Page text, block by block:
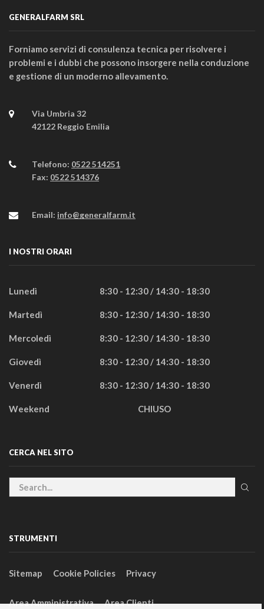
GENERALFARM SRL
Forniamo servizi di consulenza tecnica per risolvere i
problemi e i dubbi che possono insorgere nella conduzione
e gestione di un moderno allevamento.
Via Umbria 32
42122 Reggio Emilia
Telefono: 0522 514251
Fax: 0522 514376
Email: info@generalfarm.it
I NOSTRI ORARI
Lunedì 8:30 - 12:30 / 14:30 - 18:30
Martedì 8:30 - 12:30 / 14:30 - 18:30
Mercoledì 8:30 - 12:30 / 14:30 - 18:30
Giovedì 8:30 - 12:30 / 14:30 - 18:30
Venerdì 8:30 - 12:30 / 14:30 - 18:30
Weekend CHIUSO
CERCA NEL SITO
STRUMENTI
Sitemap Cookie Policies Privacy
Area Amministrativa Area Clienti